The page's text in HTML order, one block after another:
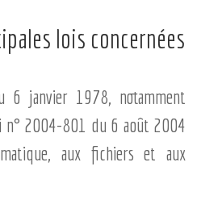
lois concernées
janvier 1978, notamment
n° 2004-801 du 6 août 2004
aux fichiers et aux